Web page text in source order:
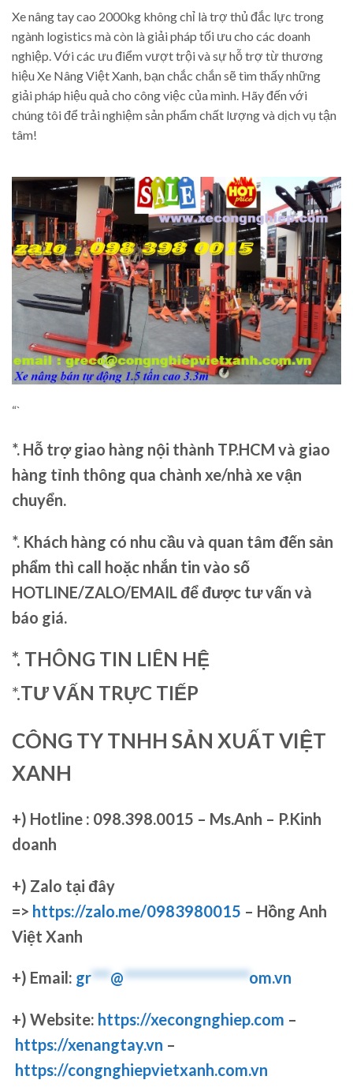
Xe nâng tay cao 2000kg không chỉ là trợ thủ đắc lực trong
ngành logistics mà còn là giải pháp tối ưu cho các doanh
nghiệp. Với các ưu điểm vượt trội và sự hỗ trợ từ thương
hiệu Xe Nâng Việt Xanh, bạn chắc chắn sẽ tìm thấy những
giải pháp hiệu quả cho công việc của mình. Hãy đến với
chúng tôi để trải nghiệm sản phẩm chất lượng và dịch vụ tận
tâm!
“`
*. Hỗ trợ giao hàng nội thành TP.HCM và giao
hàng tỉnh thông qua chành xe/nhà xe vận
chuyển.
*. Khách hàng có nhu cầu và quan tâm đến sản
phẩm thì call hoặc nhắn tin vào số
HOTLINE/ZALO/EMAIL để được tư vấn và
báo giá.
*. THÔNG TIN LIÊN HỆ
*.TƯ VẤN TRỰC TIẾP
CÔNG TY TNHH SẢN XUẤT VIỆT
XANH
+) Hotline : 098.398.0015 – Ms.Anh – P.Kinh
doanh
+) Zalo tại đây
=> https://zalo.me/0983980015 – Hồng Anh
Việt Xanh
+) Email: gr***@********************om.vn
+) Website: https://xecongnghiep.com –
https://xenangtay.vn –
https://congnghiepvietxanh.com.vn